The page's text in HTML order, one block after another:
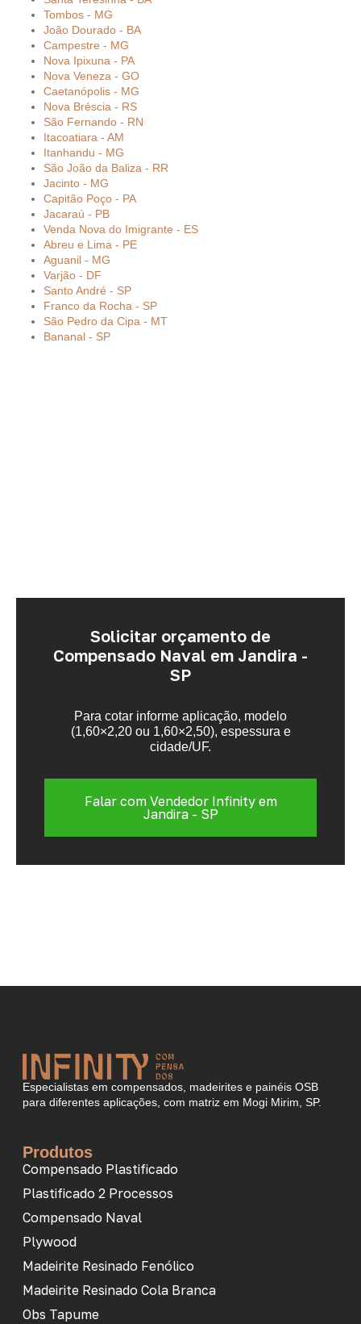
Tombos - MG
João Dourado - BA
Campestre - MG
Nova Ipixuna - PA
Nova Veneza - GO
Caetanópolis - MG
Nova Bréscia - RS
São Fernando - RN
Itacoatiara - AM
Itanhandu - MG
São João da Baliza - RR
Jacinto - MG
Capitão Poço - PA
Jacaraú - PB
Venda Nova do Imigrante - ES
Abreu e Lima - PE
Aguanil - MG
Varjão - DF
Santo André - SP
Franco da Rocha - SP
São Pedro da Cipa - MT
Bananal - SP
Solicitar orçamento de
Compensado Naval em Jandira -
SP
Para cotar informe aplicação, modelo
(1,60×2,20 ou 1,60×2,50), espessura e
cidade/UF.
Falar com Vendedor Infinity em
Jandira - SP
Especialistas em compensados, madeirites e painéis OSB
para diferentes aplicações, com matriz em Mogi Mirim, SP.
Produtos
Compensado Plastificado
Plastificado 2 Processos
Compensado Naval
Plywood
Madeirite Resinado Fenólico
Madeirite Resinado Cola Branca
Obs Tapume